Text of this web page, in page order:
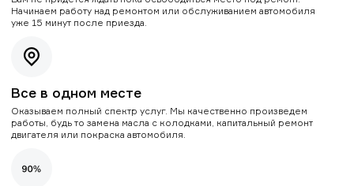
Начинаем работу над ремонтом или обслуживанием автомобиля
уже 15 минут после приезда.
Все в одном месте
Оказываем полный спектр услуг. Мы качественно произведем
работы, будь то замена масла с колодками, капитальный ремонт
двигателя или покраска автомобиля.